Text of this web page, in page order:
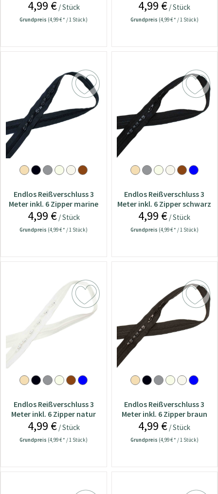
helltaupe
4,99 €/ Stück
Grundpreis (4,99 € * / 1 Stück)
4,99 € / Stück
Grundpreis (4,99 € * / 1 Stück)
Endlos Reißverschluss 3
Meter inkl. 6 Zipper marine
4,99 €/ Stück
Grundpreis (4,99 € * / 1 Stück)
Endlos Reißverschluss 3
Meter inkl. 6 Zipper schwarz
4,99 € / Stück
Grundpreis (4,99 € * / 1 Stück)
Endlos Reißverschluss 3
Meter inkl. 6 Zipper natur
4,99 €/ Stück
Grundpreis (4,99 € * / 1 Stück)
Endlos Reißverschluss 3
Meter inkl. 6 Zipper braun
4,99 € / Stück
Grundpreis (4,99 € * / 1 Stück)